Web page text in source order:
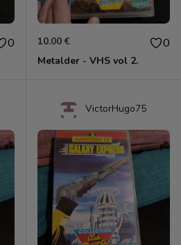
0 10.00 € 0
Metalder - VHS vol 2.
VictorHugo75